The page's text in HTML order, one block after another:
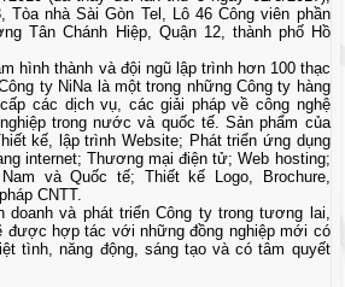
nhà Sài Gòn Tel, Lô 46 Công viên phần
Tân Chánh Hiệp, Quận 12, thành phố Hồ
hình thành và đội ngũ lập trình hơn 100 thạc
ty NiNa là một trong những Công ty hàng
các dịch vụ, các giải pháp về công nghệ
trong nước và quốc tế. Sản phẩm của
kế, lập trình Website; Phát triển ứng dụng
internet; Thương mại điện tử; Web hosting;
và Quốc tế; Thiết kế Logo, Brochure,
CNTT.
doanh và phát triển Công ty trong tương lai,
được hợp tác với những đồng nghiệp mới có
tình, năng động, sáng tạo và có tâm quyết